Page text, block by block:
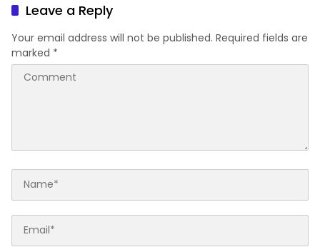
Leave a Reply
Your email address will not be published. Required fields are
marked *